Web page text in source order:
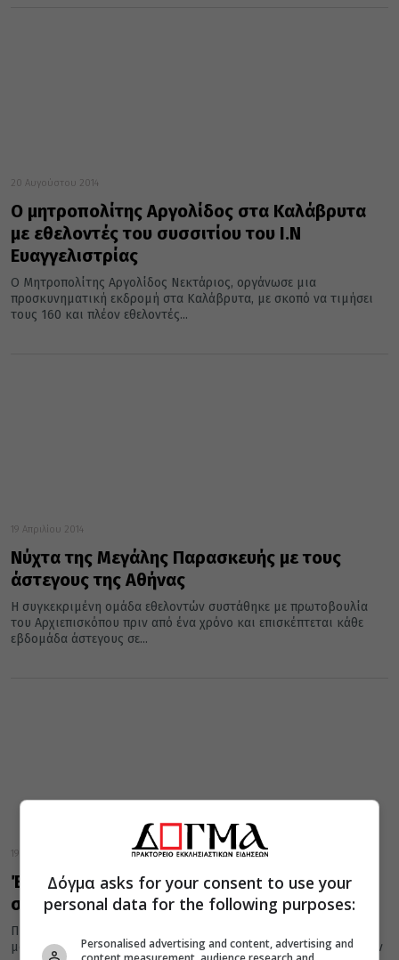
20 Αυγούστου 2014
Ο μητροπολίτης Αργολίδος στα Καλάβρυτα
με εθελοντές του συσσιτίου του I.Ν
Ευαγγελιστρίας
Ο Μητροπολίτης Αργολίδος Νεκτάριος, οργάνωσε μια
προσκυνηματική εκδρομή στα Καλάβρυτα, με σκοπό να τιμήσει
τους 160 και πλέον εθελοντές...
19 Απριλίου 2014
Νύχτα της Μεγάλης Παρασκευής με τους
άστεγους της Αθήνας
Η συγκεκριμένη ομάδα εθελοντών συστάθηκε με πρωτοβουλία
του Αρχιεπισκόπου πριν από ένα χρόνο και επισκέπτεται κάθε
εβδομάδα άστεγους σε...
19 Αυγούστου 2013
Έκκληση για βοήθεια από το ενοριακό
συσσίτιο του Ναυπλίου
Περίπου 140 είναι άνθρωποι που στηρίζονται καθημερινά στο
μοναδικό εκκλησιαστικό συσσίτιο της πόλης του Ναυπλίου, στην
Δόγμα asks for your consent to use your
personal data for the following purposes:
Personalised advertising and content, advertising and